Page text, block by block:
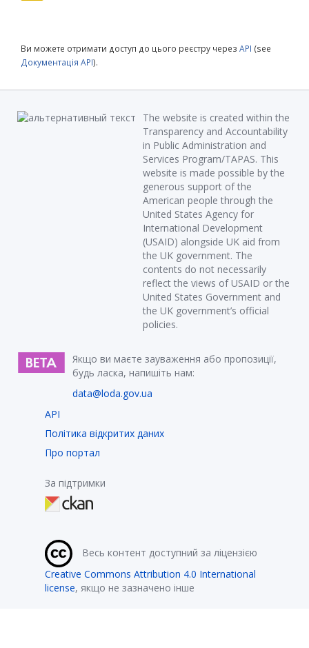
Ви можете отримати доступ до цього реєстру через API (see
Документація API).
The website is created within the
Transparency and Accountability
in Public Administration and
Services Program/TAPAS. This
website is made possible by the
generous support of the
American people through the
United States Agency for
International Development
(USAID) alongside UK aid from
the UK government. The
contents do not necessarily
reflect the views of USAID or the
United States Government and
the UK government’s official
policies.
Якщо ви маєте зауваження або пропозиції,
будь ласка, напишіть нам:
data@loda.gov.ua
API
Політика відкритих даних
Про портал
За підтримки
Весь контент доступний за ліцензією
Creative Commons Attribution 4.0 International
license, якщо не зазначено інше